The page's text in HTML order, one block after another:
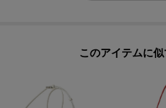
オンラインサイトの商品ページにある
このアイテムに